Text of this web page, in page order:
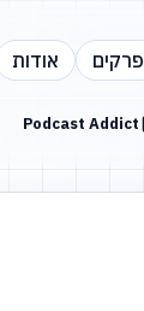
פרקים אודות
Podcast Addict